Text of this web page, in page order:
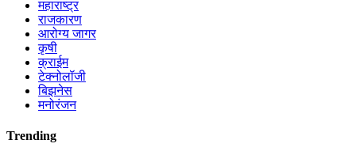
महाराष्ट्र
राजकारण
आरोग्य जागर
कृषी
क्राईम
टेक्नोलॉजी
बिझनेस
मनोरंजन
Trending